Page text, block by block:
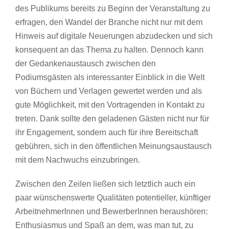
des Publikums bereits zu Beginn der Veranstaltung zu
erfragen, den Wandel der Branche nicht nur mit dem
Hinweis auf digitale Neuerungen abzudecken und sich
konsequent an das Thema zu halten. Dennoch kann
der Gedankenaustausch zwischen den
Podiumsgästen als interessanter Einblick in die Welt
von Büchern und Verlagen gewertet werden und als
gute Möglichkeit, mit den Vortragenden in Kontakt zu
treten. Dank sollte den geladenen Gästen nicht nur für
ihr Engagement, sondern auch für ihre Bereitschaft
gebühren, sich in den öffentlichen Meinungsaustausch
mit dem Nachwuchs einzubringen.
Zwischen den Zeilen ließen sich letztlich auch ein
paar wünschenswerte Qualitäten potentieller, künftiger
ArbeitnehmerInnen und BewerberInnen heraushören:
Enthusiasmus und Spaß an dem, was man tut, zu